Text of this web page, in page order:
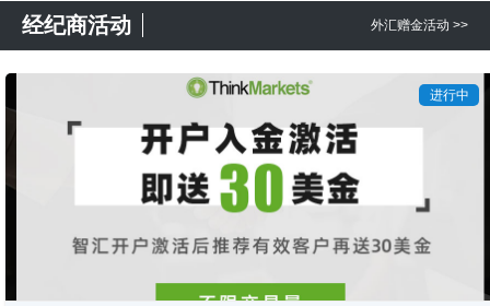
经纪商活动 外汇赠金活动 >>
进行中